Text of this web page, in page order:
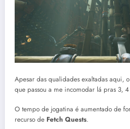
Apesar das qualidades exaltadas aqui,
que passou a me incomodar lá pras 3,
O tempo de jogatina é aumentado de
recurso de Fetch Quests.